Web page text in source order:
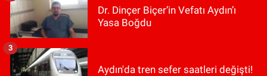
Dr. Dinçer Biçer’in Vefatı Aydın’ı
Yasa Boğdu
Aydın'da tren sefer saatleri değişti!
3